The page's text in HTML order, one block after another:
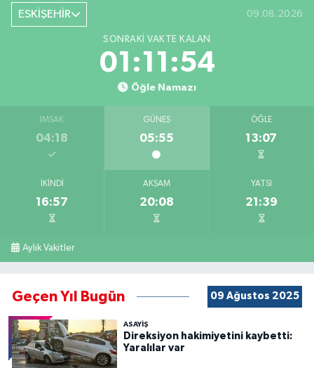
ESKİŞEHİR 09.08.2026
SONRAKI VAKTE KALAN
01:11:54
Öğle Namazı
İMSAK
04:18
GÜNEŞ
05:55
ÖĞLE
13:07
İKINDI
16:57
AKŞAM
20:08
YATSI
21:39
Aylık Vakitler
Geçen Yıl Bugün 09 Ağustos 2025
ASAYİŞ
Direksiyon hakimiyetini kaybetti:
Yaralılar var